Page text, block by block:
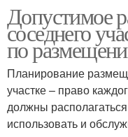
Допустимое
соседнего
по
Планирование
участке – право
должны
использовать и